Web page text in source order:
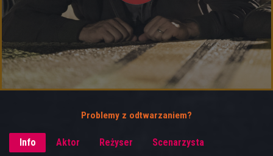
Problemy z odtwarzaniem?
Info Aktor Reżyser Scenarzysta